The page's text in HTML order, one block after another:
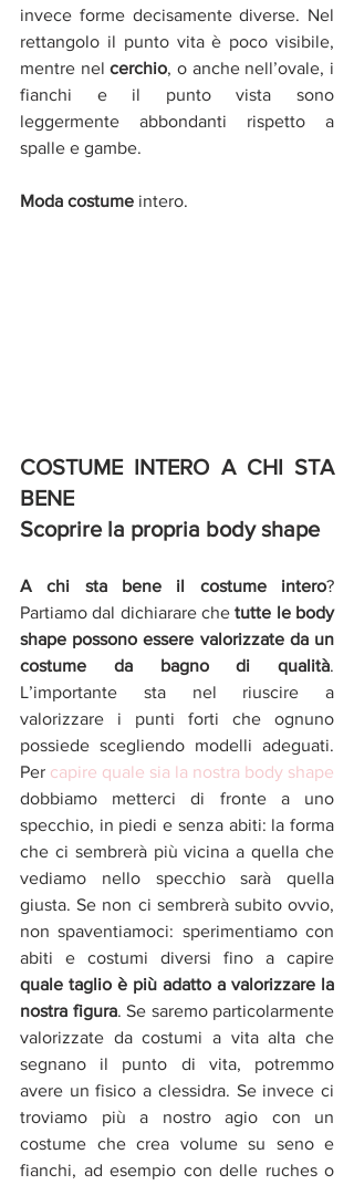
invece forme decisamente diverse. Nel
rettangolo il punto vita è poco visibile,
mentre nel cerchio, o anche nell’ovale, i
fianchi e il punto vista sono
leggermente abbondanti rispetto a
spalle e gambe.
Moda costume intero.
COSTUME INTERO A CHI STA
BENE
Scoprire la propria body shape
A chi sta bene il costume intero?
Partiamo dal dichiarare che tutte le body
shape possono essere valorizzate da un
costume da bagno di qualità.
L’importante sta nel riuscire a
valorizzare i punti forti che ognuno
possiede scegliendo modelli adeguati.
Per capire quale sia la nostra body shape
dobbiamo metterci di fronte a uno
specchio, in piedi e senza abiti: la forma
che ci sembrerà più vicina a quella che
vediamo nello specchio sarà quella
giusta. Se non ci sembrerà subito ovvio,
non spaventiamoci: sperimentiamo con
quale taglio è più adatto a valorizzare la
nostra figura. Se saremo particolarmente
valorizzate da costumi a vita alta che
segnano il punto di vita, potremmo
avere un fisico a clessidra. Se invece ci
troviamo più a nostro agio con un
costume che crea volume su seno e
fianchi, ad esempio con delle ruches o